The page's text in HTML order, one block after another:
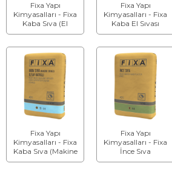
Fixa Yapı
Kimyasalları - Fixa
Kaba Sıva (El
Sıvası)
Fixa Yapı
Kimyasalları - Fixa
Kaba El Sıvası
(Beyaz)
Fixa Yapı
Kimyasalları - Fixa
Kaba Sıva (Makine
Sıvası)(Beyaz)
Fixa Yapı
Kimyasalları - Fixa
İnce Sıva